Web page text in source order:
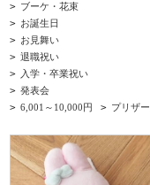
> ブーケ・花束
> お誕生日
> お見舞い
> 退職祝い
> 入学・卒業祝い
> 発表会
> 6,001～10,000円 > プリザ